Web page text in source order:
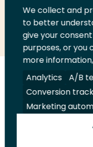
Deel
LinkedIn
Deel
op
Twitter
Deel
op
Volg
ons
op
LinkedIn
Volg
ons
op
Facebook
Volg
ons
op
YouTube
Volg
ons
op
Juridisch Security
We collect and
to better
give your
purposes, or you
more
Analytics
A/B
Conversion
Marketing